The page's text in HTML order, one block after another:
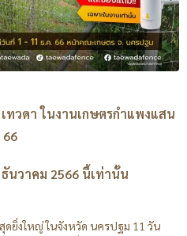
วดา ในงานเกษตรกำแพงแสน
66
นวาคม 2566 นี้เท่านั้น
ยิ่งใหญ่ ในจังหวัด นครปฐม 11 วัน